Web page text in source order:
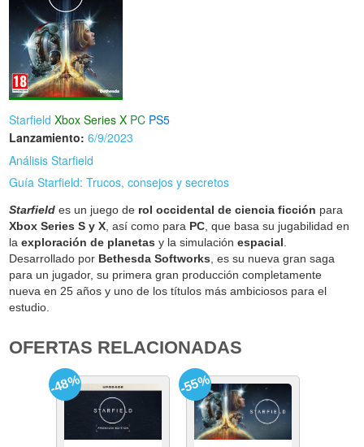
Starfield Xbox Series X PC PS5
Lanzamiento: 6/9/2023
Análisis Starfield
Guía Starfield: Trucos, consejos y secretos
Starfield es un juego de rol occidental de ciencia ficción para
Xbox Series S y X , así como para PC , que basa su jugabilidad en
laexploración de planetas y la simulaciónespacial
Desarrollado por Bethesda Softworks , es su nueva gran saga
para un jugador, su primera gran producción completamente
nueva en 25 años y uno de los títulos más ambiciosos para el
estudio.
OFERTAS RELACIONADAS
-48% -55%